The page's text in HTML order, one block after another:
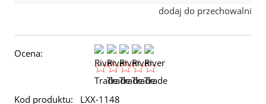
dodaj do przechowalni
Ocena:
Kod produktu:
LXX-1148